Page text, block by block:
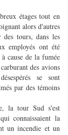
étages tout en
alors d'autres
tours, dans les
employés ont été
cause de la fumée
des avions
se sont
par des témoins
la tour Sud s'est
connaissaient la
un incendie et un